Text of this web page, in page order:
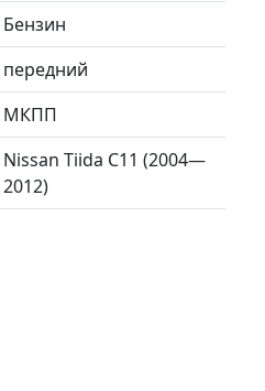
Бензин
передний
МКПП
Nissan Tiida C11 (2004—
2012)